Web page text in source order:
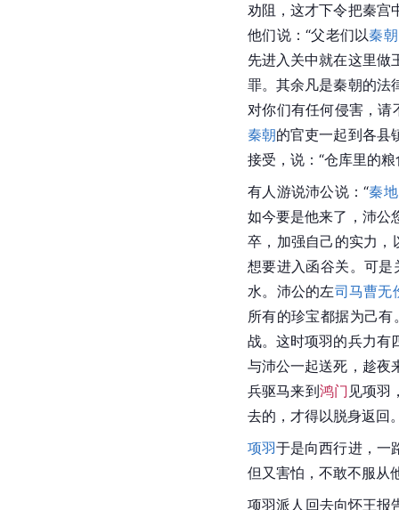
劝阻，这才下令把秦宫
他们说：“父老们以秦朝
先进入关中就在这里做
罪。其余凡是秦朝的法
对你们有任何侵害，请
秦朝的官吏一起到各县
接受，说：“仓库里的
有人游说沛公说：“秦地
如今要是他来了，沛公
卒，加强自己的实力，
想要进入函谷关。可
水。沛公的左司马曹无
所有的珍宝都据为己
战。这时项羽的兵力有
与沛公一起送死，趁夜
兵驱马来到鸿门 见项羽
去的，才得以脱身返回
项羽于是向西行进，一
但又害怕，不敢不服从
项羽派人回去向怀王报